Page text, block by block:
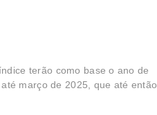
terão como base o ano de
março de 2025, que até então